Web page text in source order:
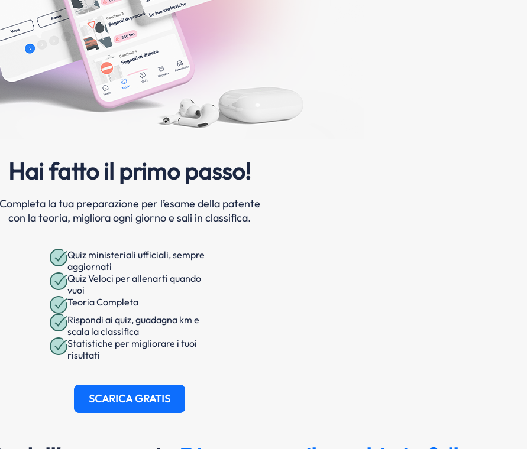
Hai fatto il primo passo!
Completa la tua preparazione per l’esame della patente
con la teoria, migliora ogni giorno e sali in classifica.
Quiz ministeriali ufficiali, sempre
aggiornati
Quiz Veloci per allenarti quando
vuoi
Teoria Completa
Rispondi ai quiz, guadagna km e
scala la classifica
Statistiche per migliorare i tuoi
risultati
SCARICA GRATIS